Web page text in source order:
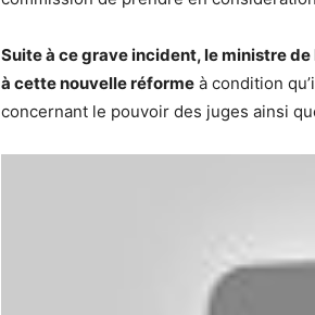
Suite à ce grave incident, le ministre
à cette nouvelle réforme à condition
concernant le pouvoir des juges ainsi